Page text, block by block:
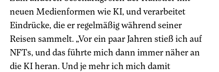
neuen Medienformen wie KI, und verarbeitet
Eindrücke, die er regelmäßig während seiner
Reisen sammelt. „Vor ein paar Jahren stieß ich auf
NFTs, und das führte mich dann immer näher an
die KI heran. Und je mehr ich mich damit